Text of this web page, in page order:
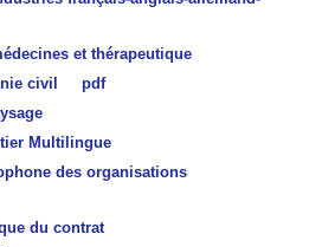
et thérapeutique
civil
pdf
Multilingue
des organisations
du contrat